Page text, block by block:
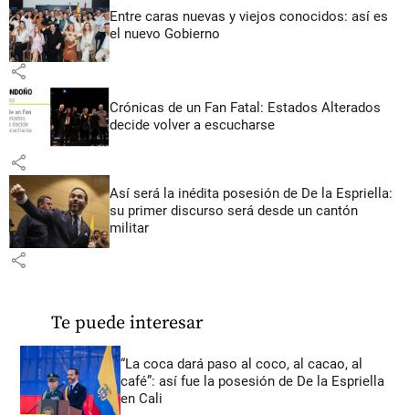
Entre caras nuevas y viejos conocidos: así es
el nuevo Gobierno
share
Crónicas de un Fan Fatal: Estados Alterados
decide volver a escucharse
share
Así será la inédita posesión de De la Espriella:
su primer discurso será desde un cantón
militar
share
Te puede interesar
“La coca dará paso al coco, al cacao, al
café”: así fue la posesión de De la Espriella
en Cali